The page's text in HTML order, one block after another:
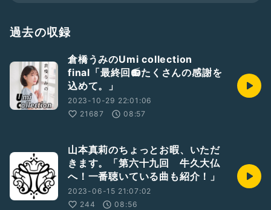
過去の収録
倉橋うみのUmi collection
final「最終回📻たくさんの感謝を
込めて。」
2023-10-29 22:01:06
21687
08:57
山本真莉のちょっとお暇、いただ
きます。「第六十九回 牛久大仏
へ！一番聴いている曲も紹介！」
2023-06-15 21:07:02
244
08:56